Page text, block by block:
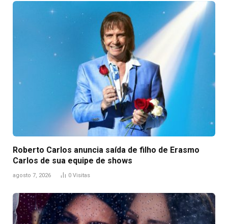
Roberto Carlos anuncia saída de filho de Erasmo
Carlos de sua equipe de shows
agosto 7, 2026 0 Visitas